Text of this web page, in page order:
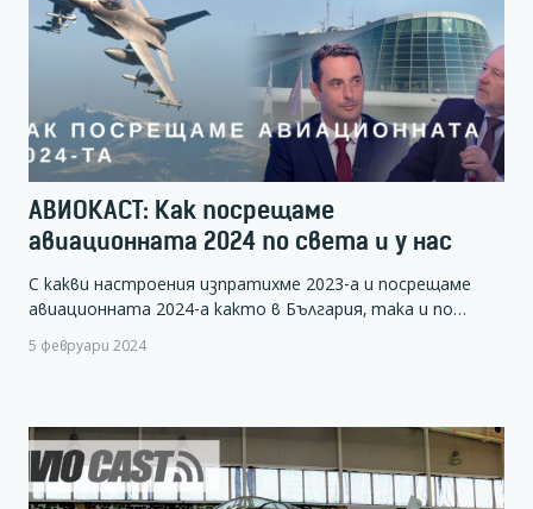
АВИОКАСТ: Как посрещаме
авиационната 2024 по света и у нас
С какви настроения изпратихме 2023-а и посрещаме
авиационната 2024-а както в България, така и по…
5 февруари 2024